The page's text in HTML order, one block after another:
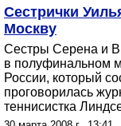
Сестрички
Москву
Сестры Серена и
в полуфинальном
России, который
проговорилась
теннисистка